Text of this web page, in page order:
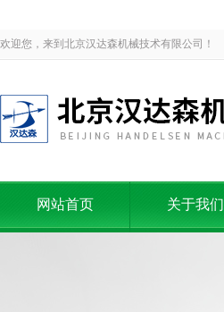
欢迎您，来到北京汉达森机械技术有限公司！
网站首页 关于我们